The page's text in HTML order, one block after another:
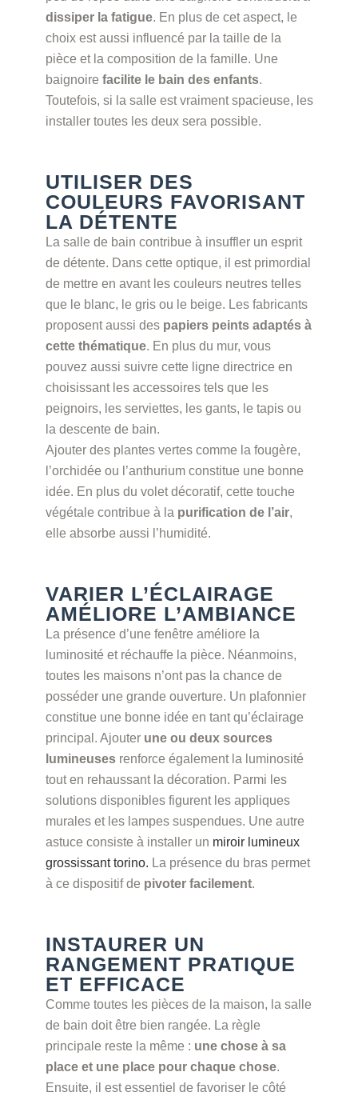
dissiper la fatigue. En plus de cet aspect, le
choix est aussi influencé par la taille de la
pièce et la composition de la famille. Une
baignoire facilite le bain des enfants.
Toutefois, si la salle est vraiment spacieuse, les
installer toutes les deux sera possible.
UTILISER DES
COULEURS FAVORISANT
LA DÉTENTE
La salle de bain contribue à insuffler un esprit
de détente. Dans cette optique, il est primordial
de mettre en avant les couleurs neutres telles
que le blanc, le gris ou le beige. Les fabricants
proposent aussi des papiers peints adaptés à
cette thématique. En plus du mur, vous
pouvez aussi suivre cette ligne directrice en
choisissant les accessoires tels que les
peignoirs, les serviettes, les gants, le tapis ou
la descente de bain.
Ajouter des plantes vertes comme la fougère,
l’orchidée ou l’anthurium constitue une bonne
idée. En plus du volet décoratif, cette touche
végétale contribue à la purification de l’air,
elle absorbe aussi l’humidité.
VARIER L’ÉCLAIRAGE
AMÉLIORE L’AMBIANCE
La présence d’une fenêtre améliore la
luminosité et réchauffe la pièce. Néanmoins,
toutes les maisons n’ont pas la chance de
posséder une grande ouverture. Un plafonnier
constitue une bonne idée en tant qu’éclairage
principal. Ajouter une ou deux sources
lumineusesrenforce également la luminosité
tout en rehaussant la décoration. Parmi les
solutions disponibles figurent les appliques
murales et les lampes suspendues. Une autre
astuce consiste à installer un miroir lumineux
grossissant torino. La présence du bras permet
à ce dispositif de pivoter facilement.
INSTAURER UN
RANGEMENT PRATIQUE
ET EFFICACE
Comme toutes les pièces de la maison, la salle
de bain doit être bien rangée. La règle
principale reste la même : une chose à sa
place et une place pour chaque chose.
Ensuite, il est essentiel de favoriser le côté